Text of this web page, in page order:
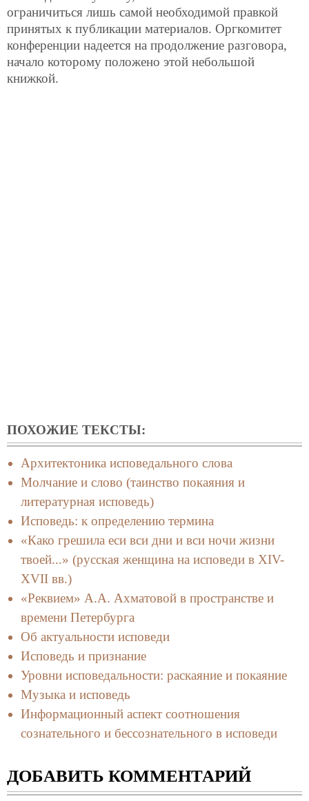
ограничиться лишь самой необходимой правкой
принятых к публикации материалов. Оргкомитет
конференции надеется на продолжение разговора,
начало которому положено этой небольшой
книжкой.
ПОХОЖИЕ ТЕКСТЫ:
Архитектоника исповедального слова
Молчание и слово (таинство покаяния и
литературная исповедь)
Исповедь: к определению термина
«Како грешила еси вси дни и вси ночи жизни
твоей...» (русская женщина на исповеди в XIV-
XVII вв.)
«Реквием» А.А. Ахматовой в пространстве и
времени Петербурга
Об актуальности исповеди
Исповедь и признание
Уровни исповедальности: раскаяние и покаяние
Музыка и исповедь
Информационный аспект соотношения
сознательного и бессознательного в исповеди
ДОБАВИТЬ КОММЕНТАРИЙ